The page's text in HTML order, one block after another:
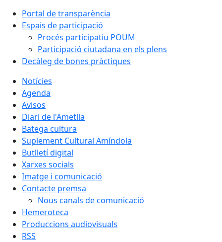
Portal de transparència
Espais de participació
Procés participatiu POUM
Participació ciutadana en els plens
Decàleg de bones pràctiques
Notícies
Agenda
Avisos
Diari de l'Ametlla
Batega cultura
Suplement Cultural Amíndola
Butlletí digital
Xarxes socials
Imatge i comunicació
Contacte premsa
Nous canals de comunicació
Hemeroteca
Produccions audiovisuals
RSS